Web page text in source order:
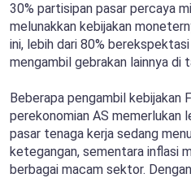
30% partisipan pasar percaya
melunakkan kebijakan
ini, lebih dari 80%
mengambil gebrakan lainnya di
Beberapa pengambil kebijakan
perekonomian AS memerlukan
pasar tenaga kerja sedang
ketegangan, sementara inflasi
berbagai macam sektor.